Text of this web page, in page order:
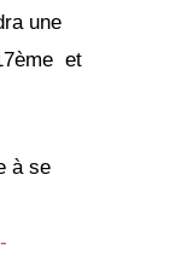
une
et
à se